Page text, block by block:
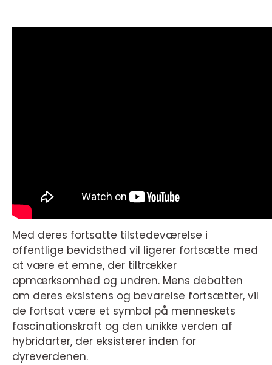
Med deres fortsatte tilstedeværelse i
offentlige bevidsthed vil ligerer fortsætte med
at være et emne, der tiltrækker
opmærksomhed og undren. Mens debatten
om deres eksistens og bevarelse fortsætter, vil
de fortsat være et symbol på menneskets
fascinationskraft og den unikke verden af
hybridarter, der eksisterer inden for
dyreverdenen.